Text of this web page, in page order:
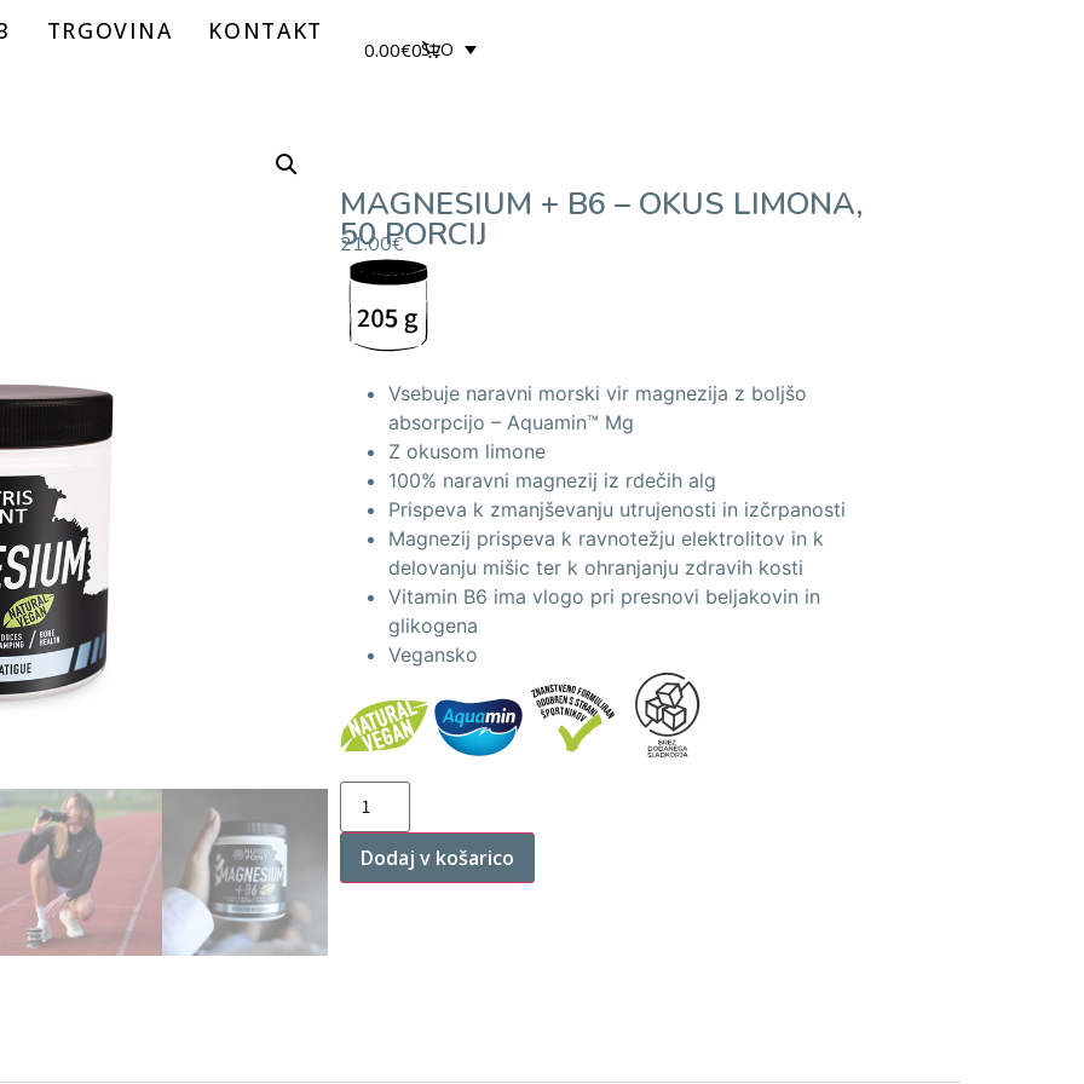
TRGOVINA KONTAKT
0.00€0SLO
MAGNESIUM + B6 – OKUS LIMONA,
50 PORCIJ
21.00€
Vsebuje naravni morski vir magnezija z boljšo
absorpcijo – Aquamin™ Mg
Z okusom limone
100% naravni magnezij iz rdečih alg
Prispeva k zmanjševanju utrujenosti in izčrpanosti
Magnezij prispeva k ravnotežju elektrolitov in k
delovanju mišic ter k ohranjanju zdravih kosti
Vitamin B6 ima vlogo pri presnovi beljakovin in
glikogena
Vegansko
Dodaj v košarico